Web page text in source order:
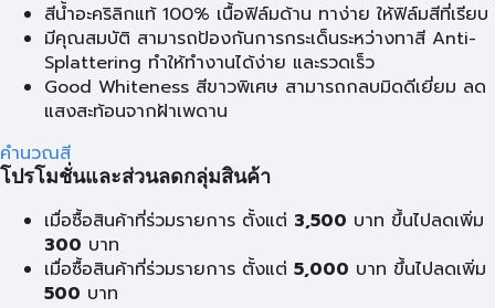
สีน้ำอะคริลิกแท้ 100% เนื้อฟิล์มด้าน ทาง่าย ให้ฟิล์มสีที่เรียบ
มีคุณสมบัติ สามารถป้องกันการกระเด็นระหว่างทาสี Anti-
Splattering ทำให้ทำงานได้ง่าย และรวดเร็ว
Good Whiteness สีขาวพิเศษ สามารถกลบมิดดีเยี่ยม ลด
แสงสะท้อนจากฝ้าเพดาน
คำนวณสี
โปรโมชั่นและส่วนลดกลุ่มสินค้า
เมื่อซื้อสินค้าที่ร่วมรายการ ตั้งแต่ 3,500 บาท ขึ้นไปลดเพิ่ม
300 บาท
เมื่อซื้อสินค้าที่ร่วมรายการ ตั้งแต่ 5,000 บาท ขึ้นไปลดเพิ่ม
500 บาท